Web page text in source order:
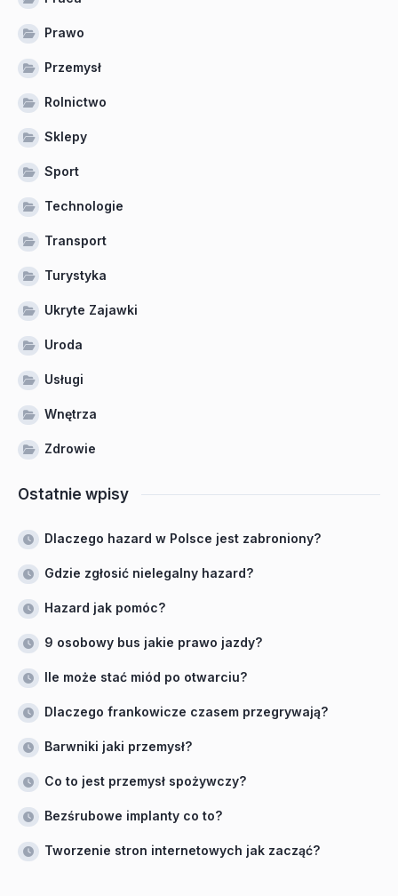
Prawo
Przemysł
Rolnictwo
Sklepy
Sport
Technologie
Transport
Turystyka
Ukryte Zajawki
Uroda
Usługi
Wnętrza
Zdrowie
Ostatnie wpisy
Dlaczego hazard w Polsce jest zabroniony?
Gdzie zgłosić nielegalny hazard?
Hazard jak pomóc?
9 osobowy bus jakie prawo jazdy?
Ile może stać miód po otwarciu?
Dlaczego frankowicze czasem przegrywają?
Barwniki jaki przemysł?
Co to jest przemysł spożywczy?
Bezśrubowe implanty co to?
Tworzenie stron internetowych jak zacząć?